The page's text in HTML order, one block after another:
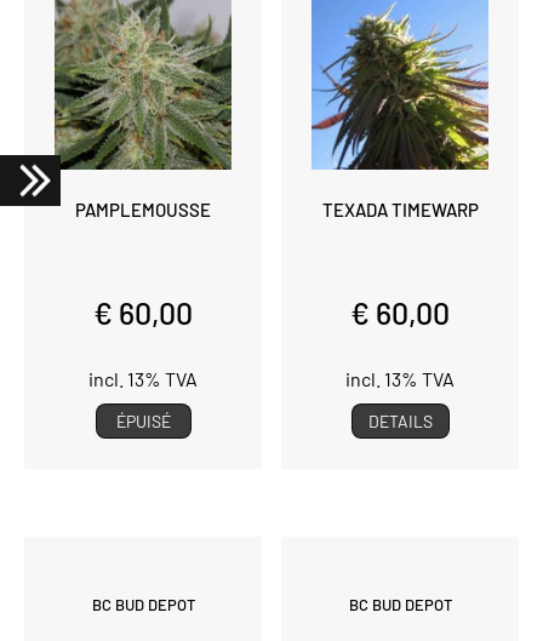
PAMPLEMOUSSE
€ 60,00
incl. 13% TVA
ÉPUISÉ
TEXADA TIMEWARP
€ 60,00
incl. 13% TVA
DETAILS
BC BUD DEPOT BC BUD DEPOT